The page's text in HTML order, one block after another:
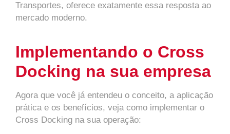
Transportes, oferece exatamente essa resposta ao
mercado moderno.
Implementando o Cross
Docking na sua empresa
Agora que você já entendeu o conceito, a aplicação
prática e os benefícios, veja como implementar o
Cross Docking na sua operação: